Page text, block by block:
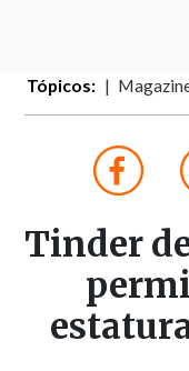
Tópicos:
Tinder